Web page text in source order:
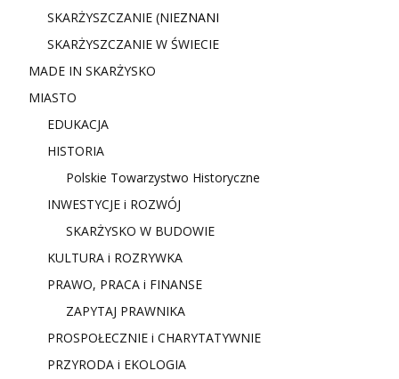
SKARŻYSZCZANIE (NIEZNANI
SKARŻYSZCZANIE W ŚWIECIE
MADE IN SKARŻYSKO
MIASTO
EDUKACJA
HISTORIA
Polskie Towarzystwo Historyczne
INWESTYCJE i ROZWÓJ
SKARŻYSKO W BUDOWIE
KULTURA i ROZRYWKA
PRAWO, PRACA i FINANSE
ZAPYTAJ PRAWNIKA
PROSPOŁECZNIE i CHARYTATYWNIE
PRZYRODA i EKOLOGIA